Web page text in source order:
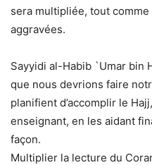
sera multipliée, tout
aggravées.
Sayyidi al-Habib `Umar bin
que nous devrions faire
planifient d’accomplir le
enseignant, en les aidant
façon.
Multiplier la lecture du